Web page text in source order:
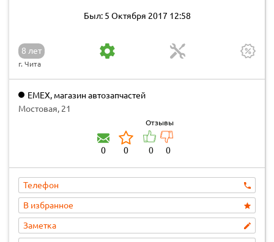
Был: 5 Октября 2017 12:58
8 лет
г. Чита
EMEX, магазин автозапчастей
Мостовая, 21
0 0
Отзывы
0 0
Телефон
В избранное
Заметка